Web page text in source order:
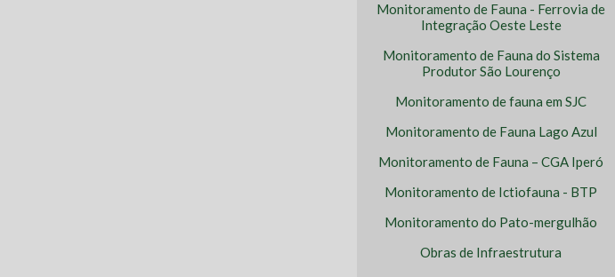
Monitoramento de Fauna - Ferrovia de
Integração Oeste Leste
Monitoramento de Fauna do Sistema
Produtor São Lourenço
Monitoramento de fauna em SJC
Monitoramento de Fauna Lago Azul
Monitoramento de Fauna – CGA Iperó
Monitoramento de Ictiofauna - BTP
Monitoramento do Pato-mergulhão
Obras de Infraestrutura